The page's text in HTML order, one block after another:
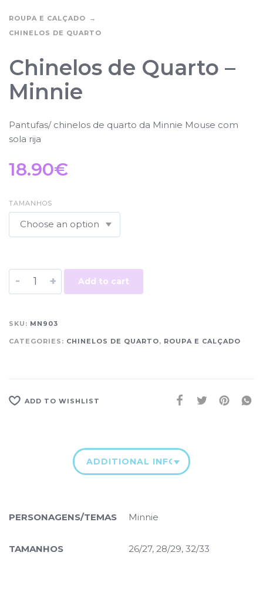
ROUPA E CALÇADO
CHINELOS DE QUARTO
Chinelos de Quarto –
Minnie
Pantufas/ chinelos de quarto da Minnie Mouse com
sola rija
18.90€
TAMANHOS
- + Add to cart
SKU: MN903
CATEGORIES: CHINELOS DE QUARTO, ROUPA E CALÇADO
ADD TO WISHLIST
ADDITIONAL INFORMATION
PERSONAGENS/TEMAS Minnie
TAMANHOS 26/27, 28/29, 32/33